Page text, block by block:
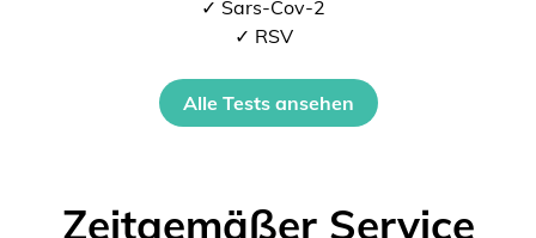
✓ Sars-Cov-2
✓ RSV
Alle Tests ansehen
Zeitgemäßer Service